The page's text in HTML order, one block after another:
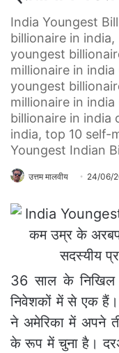
India Youngest
billionaire in
youngest
millionaire in
youngest
millionaire in
billionaire in india
india, top 10 self-
Youngest Indian
उत्तम मालवीय 24/06/
36 साल के निखिल
निवेशकों में से एक हैं।
ने अमेरिका में अपने
के रूप में चुना है।